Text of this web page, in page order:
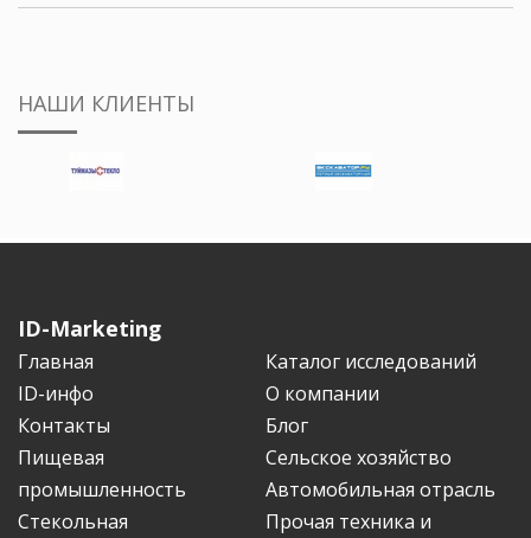
НАШИ КЛИЕНТЫ
ID-Marketing
Главная
Каталог исследований
ID-инфо
О компании
Контакты
Блог
Пищевая
промышленность
Сельское хозяйство
Автомобильная отрасль
Стекольная
Прочая техника и